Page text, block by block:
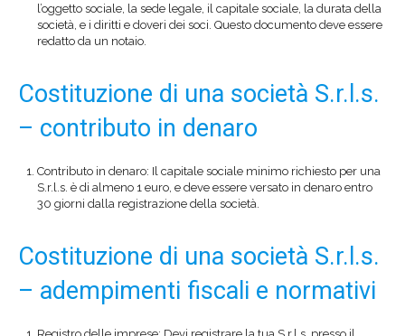
l’oggetto sociale, la sede legale, il capitale sociale, la durata della
società, e i diritti e doveri dei soci. Questo documento deve essere
redatto da un notaio.
Costituzione di una società S.r.l.s.
– contributo in denaro
Contributo in denaro: Il capitale sociale minimo richiesto per una
S.r.l.s. è di almeno 1 euro, e deve essere versato in denaro entro
30 giorni dalla registrazione della società.
Costituzione di una società S.r.l.s.
– adempimenti fiscali e normativi